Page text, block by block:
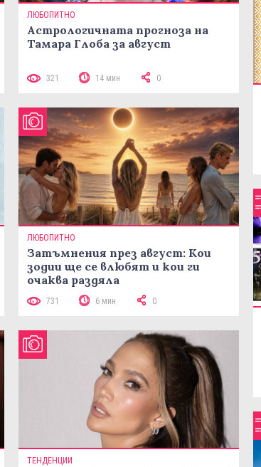
ЛЮБОПИТНО
Астрологичната прогноза на
Тамара Глоба за август
321 14 мин 0
ЛЮБОПИТНО
Затъмнения през август: Кои
зодии ще се влюбят и кои ги
очаква раздяла
731 6 мин 0
ТЕНДЕНЦИИ